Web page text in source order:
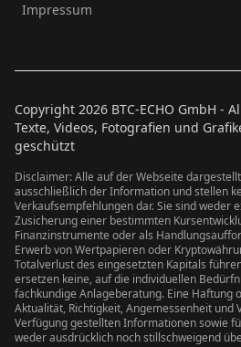
Impressum
Copyright 2026 BTC-ECHO GmbH -
Texte, Videos, Fotografien und
geschützt
Disclaimer: Alle auf der Webseite
ausschließlich der Information und stellen
Verkaufsempfehlungen dar. Sie sind weder
Zusicherung einer bestimmten
Finanzinstrumente oder als
Erwerb von Wertpapieren oder
Totalverlust des eingesetzten Kapitals
ersetzen keine, auf die individuellen
fachkundige Anlageberatung. Eine Haftung
Aktualität, Richtigkeit, Angemessenheit und
Verfügung gestellten Informationen sowie
weder ausdrücklich noch stillschweigend